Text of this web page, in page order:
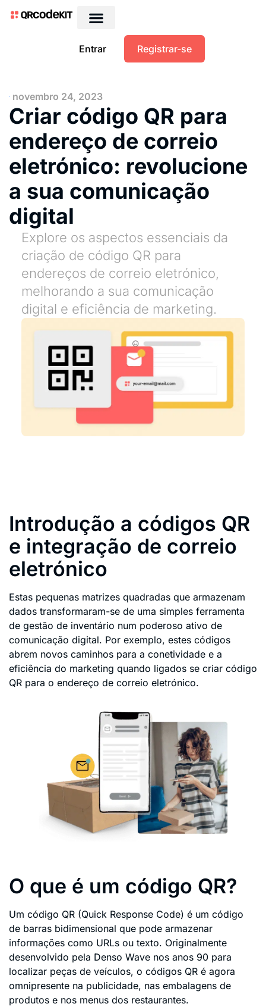
Entrar Registrar-se
novembro 24, 2023
Criar código QR para
endereço de correio
eletrónico: revolucione
a sua comunicação
digital
Explore os aspectos essenciais da
criação de código QR para
endereços de correio eletrónico,
melhorando a sua comunicação
digital e eficiência de marketing.
Introdução a códigos QR
e integração de correio
eletrónico
Estas pequenas matrizes quadradas que armazenam
dados transformaram-se de uma simples ferramenta
de gestão de inventário num poderoso ativo de
comunicação digital. Por exemplo, estes códigos
abrem novos caminhos para a conetividade e a
eficiência do marketing quando ligados se criar código
QR para o endereço de correio eletrónico.
O que é um código QR?
Um código QR (Quick Response Code) é um código
de barras bidimensional que pode armazenar
informações como URLs ou texto. Originalmente
desenvolvido pela Denso Wave nos anos 90 para
localizar peças de veículos, o códigos QR é agora
omnipresente na publicidade, nas embalagens de
produtos e nos menus dos restaurantes.